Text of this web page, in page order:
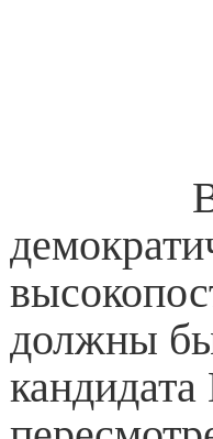
должны